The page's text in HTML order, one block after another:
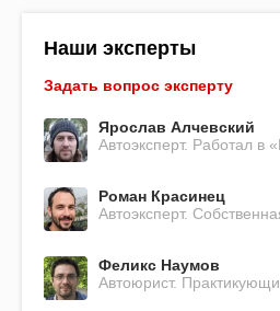
Наши эксперты
Задать вопрос эксперту
Ярослав Алчевский
Автоэксперт. Работал в
Роман Красинец
Автоэксперт.
Феликс Наумов
Автоюрист.